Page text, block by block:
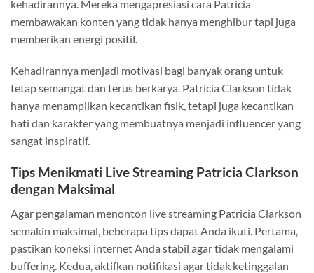
kehadirannya. Mereka mengapresiasi cara Patricia
membawakan konten yang tidak hanya menghibur tapi juga
memberikan energi positif.
Kehadirannya menjadi motivasi bagi banyak orang untuk
tetap semangat dan terus berkarya. Patricia Clarkson tidak
hanya menampilkan kecantikan fisik, tetapi juga kecantikan
hati dan karakter yang membuatnya menjadi influencer yang
sangat inspiratif.
Tips Menikmati Live Streaming Patricia Clarkson
dengan Maksimal
Agar pengalaman menonton live streaming Patricia Clarkson
semakin maksimal, beberapa tips dapat Anda ikuti. Pertama,
pastikan koneksi internet Anda stabil agar tidak mengalami
buffering. Kedua, aktifkan notifikasi agar tidak ketinggalan